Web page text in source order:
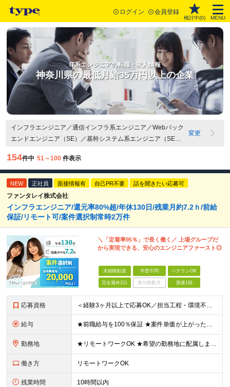
ログイン 会員登録
検討中(0) MENU
IT系エンジニアの転職・求人情報
神奈川県の最低月給35万円以上の企業
インフラエンジニア／通信インフラ系エンジニア／Webバック
エンドエンジニア（SE）／基幹システム系エンジニア（SE）
ン開発エンジニア（SE）／Webバックエンドエンジニア
（PG）／Webフロントエンドエンジニア（PG）／基幹システ
ム系エンジニア（PG）／組み込み系・IoTエンジニア（PG）／
その他・アプリケーション開発エンジニア（PG）／QAエンジ
ニア・テスター／テクニカルサポート・ヘルプデスク／社内
SE・情報システムエンジニア／その他IT・Webエンジニア関連
職／神奈川県／最低月給35万円以上
変更
154件中 51～100 件表示
NEW 正社員 面接情報有 自己PR不要 話を聞きたい応募可
ファンタレイ株式会社
インフラエンジニア/還元率80%超/年休130日/残業月約7.2ｈ/前給
保証/リモート可/案件選択制常時2万件
＼「定着率95％」で長く働く／ 上場グループだ
から実現できる、安心のエンジニアファースト◎
未経験歓迎 学歴不問 ベテランOK
完全週休2日 賞与複数月 面接1回
応募資格 ＜経験3ヶ月以上で応募OK／担当工程・環境不問／ブランクOK＞ ★20代～50代まで幅広く活躍中 ★キャリア20年以上のベテランも歓迎 ★子育てと両立しながら働く社員も在籍 ★ブランクあり・正社員デビ
給与 ★前職給与を100％保証 ★案件単価が上がったら即昇給反映！ ＼想定年収420万円～1080万円／ 月給35万円～90万円＋交通費全額支給＋各種手当 平均150～200万円年収UPを実現！ ーーー
勤務地 ★リモートワークOK ★希望の勤務地に配属します ★転居を伴う転勤はありません お客様先での勤務となります。 ■東京本社／東京都新宿区西新宿1-20-3 ■大阪支社／大阪府大阪市中央区安土町2-3
働き方 リモートワークOK
残業時間 10時間以内